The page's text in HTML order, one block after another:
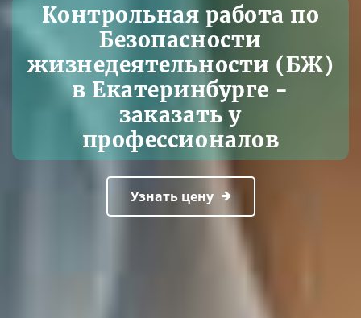
Контрольная работа по
Безопасности
жизнедеятельности (БЖ)
в Екатеринбурге -
заказать у
профессионалов
Узнать цену